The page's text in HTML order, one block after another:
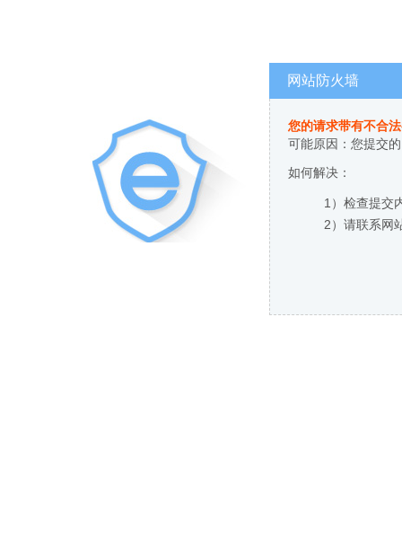
网站防火墙
您的请求带有不合
可能原因：您提交
如何解决：
1）检查提交
2）请联系网